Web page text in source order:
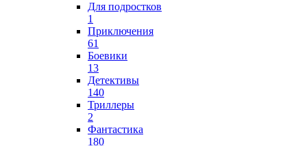
Для подростков
1
Приключения
61
Боевики
13
Детективы
140
Триллеры
2
Фантастика
180